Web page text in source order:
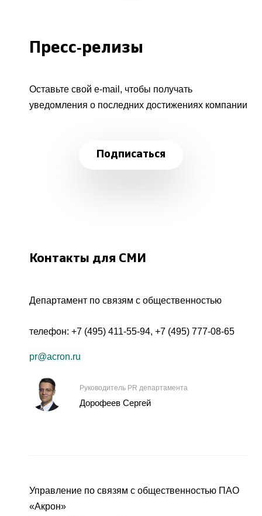
Пресс-релизы
Оставьте свой e-mail, чтобы получать
уведомления о последних достижениях компании
Подписаться
Контакты для СМИ
Департамент по связям с общественностью
телефон: +7 (495) 411-55-94, +7 (495) 777-08-65
pr@acron.ru
Руководитель PR департамента
Дорофеев Сергей
Управление по связям с общественностью ПАО
«Акрон»